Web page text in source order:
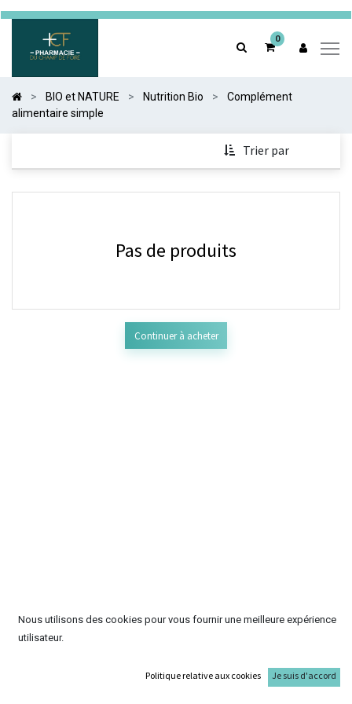
0
BIO et NATURE Nutrition Bio
Complément
alimentaire simple
Trier par
Pas de produits
Continuer à acheter
Nous utilisons des cookies pour vous fournir une meilleure expérience
utilisateur.
Politique relative aux cookies Je suis d'accord